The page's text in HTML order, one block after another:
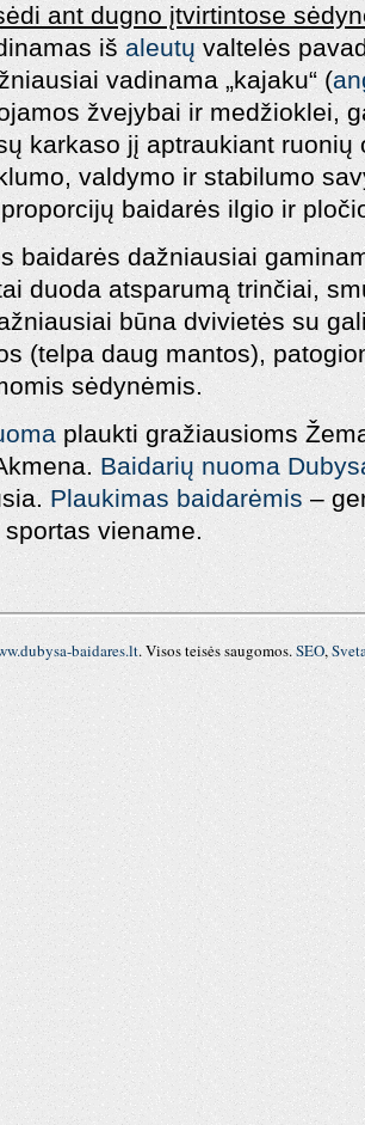
ant dugno įtvirtintose
išaleutųvaltelės
vadinama „kajaku“ (
žvejybai ir medžioklei,
karkaso jį aptraukiant
valdymo ir stabilumo
baidarės ilgio ir
baidarės dažniausiai
duoda atsparumą trinčiai,
būna dvivietės su
(telpa daug mantos),
sėdynėmis.
plaukti gražiausioms
Baidarių nuoma
Plaukimas baidarėmis–
viename.
baidares.lt. Visos teisės saugomos.SEO,